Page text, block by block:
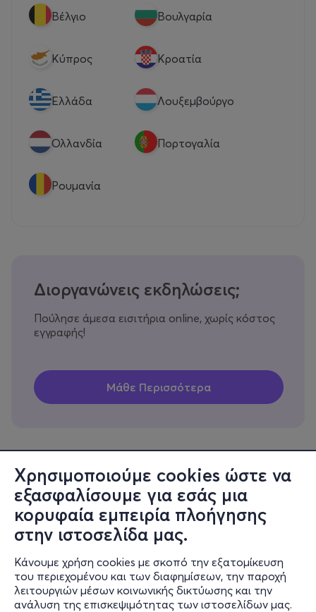
Χρησιμοποιούμε cookies ώστε να
εξασφαλίσουμε για εσάς μια
κορυφαία εμπειρία πλοήγησης
στην ιστοσελίδα μας.
Κάνουμε χρήση cookies με σκοπό την εξατομίκευση
του περιεχομένου και των διαφημίσεων, την παροχή
λειτουργιών μέσων κοινωνικής δικτύωσης και την
ανάλυση της επισκεψιμότητας των ιστοσελίδων μας.
Βέλγιο Βουλγαρία
Κύπρος Κροατία
Eλλάδα Λουξεμβούργο
Ολλανδία Πορτογαλία
Ρουμανία
Διοργανώνεις εκδηλώσεις;
Πούλησε άμεσα εισιτήρια online, χωρίς κόστος
εγγραφής!
Πληροφορίες
Υποστήριξη
Stay Connected